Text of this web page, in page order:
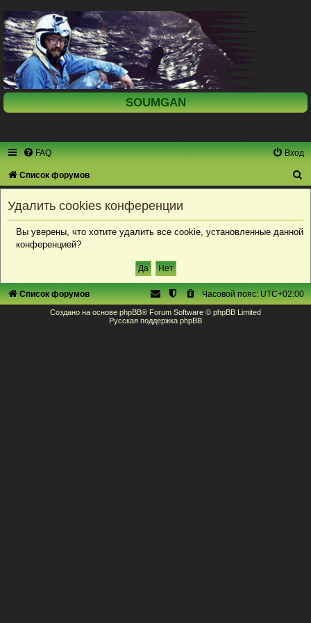
SOUMGAN
FAQ Вход
Список форумов
Удалить cookies конференции
Вы уверены, что хотите удалить все cookie, установленные данной
конференцией?
Список форумов Часовой пояс:UTC+02:00
Создано на основе phpBB® Forum Software © phpBB Limited
Русская поддержка phpBB